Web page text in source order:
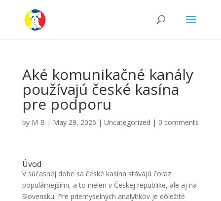
Aké komunikačné kanály
používajú české kasína
pre podporu
by M B | May 29, 2026 | Uncategorized | 0 comments
Úvod
V súčasnej dobe sa české kasína stávajú čoraz
populárnejšími, a to nielen v Českej republike, ale aj na
Slovensku. Pre priemyselných analytikov je dôležité